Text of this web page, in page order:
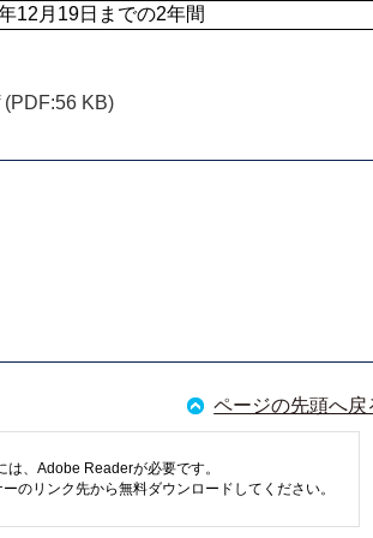
12月19日までの2年間
(PDF:56 KB)
ページの先頭へ戻
、Adobe Readerが必要です。
のリンク先から無料ダウンロードしてください。